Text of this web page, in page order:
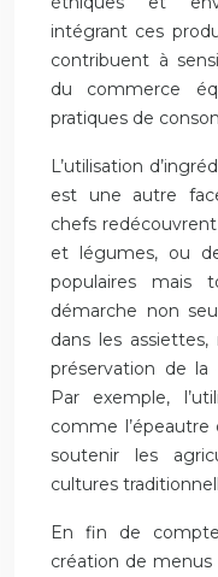
intégrant ces
contribuent à
du commerce
pratiques de
L’utilisation
est une autre
chefs
et légumes, ou
populaires mais
démarche non
dans les
préservation de la
Par exemple,
comme
soutenir les
cultures
En fin de
création de